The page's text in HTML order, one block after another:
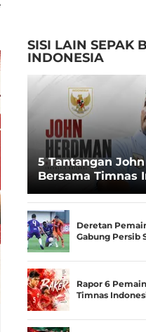
SISI LAIN SEPAK
INDONESIA
5 Tantangan
Bersama Timnas
Spesialis Runner-
Juara
Deretan
Gabung Persib
Rapor 6
Timnas